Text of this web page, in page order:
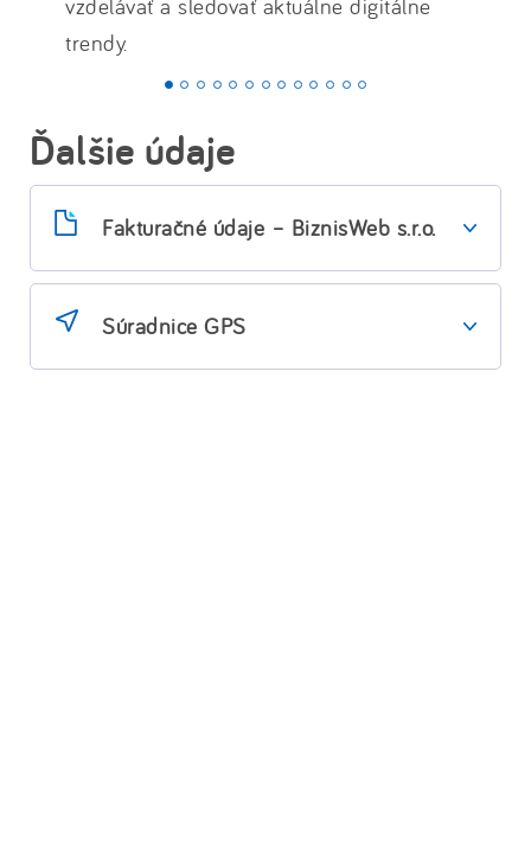
vzdelávať a sledovať aktuálne digitálne
trendy.
Ďalšie údaje
Fakturačné údaje – BiznisWeb s.r.o.
Sídlo spoločnosti, poštová adresa a
kancelárie : Soblahovská 1116/61, 911
Súradnice GPS